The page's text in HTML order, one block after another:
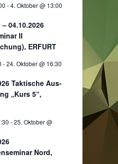
-4. Oktober @ 13:00
– 04.10.2026
II
ERFURT
-24. Oktober @ 16:30
Taktische Aus-
„Kurs 5“,
-25. Oktober @
Nord,